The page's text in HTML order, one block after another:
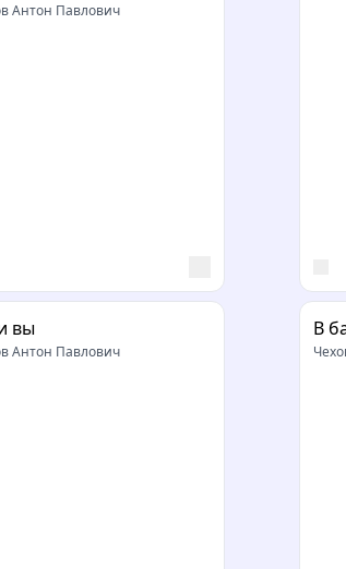
Антон Павлович
вы
Антон Павлович
В